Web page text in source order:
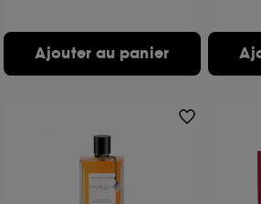
Ajouter au panier